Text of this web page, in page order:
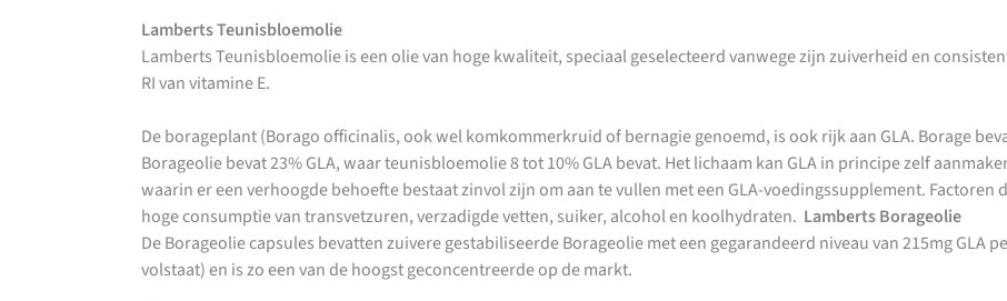
Lamberts Teunisbloemolie
Lamberts Teunisbloemolie is een olie van hoge kwaliteit, speciaal geselecteerd vanwege zijn zuiverheid en
RI van vitamine E.
De borageplant (Borago officinalis, ook wel komkommerkruid of bernagie genoemd, is ook rijk aan GLA. Borage
Borageolie bevat 23% GLA, waar teunisbloemolie 8 tot 10% GLA bevat. Het lichaam kan GLA in principe zelf
waarin er een verhoogde behoefte bestaat zinvol zijn om aan te vullen met een GLA-voedingssupplement.
hoge consumptie van transvetzuren, verzadigde vetten, suiker, alcohol en koolhydraten. Lamberts Borageolie
De Borageolie capsules bevatten zuivere gestabiliseerde Borageolie met een gegarandeerd niveau van 215mg GLA
volstaat) en is zo een van de hoogst geconcentreerde op de markt.